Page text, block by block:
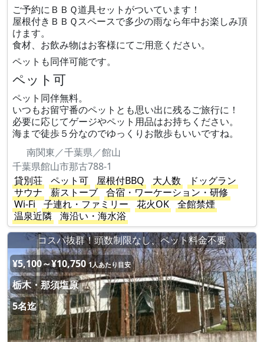
ご予約にＢＢＱ道具セットがついています！
屋根付きＢＢＱスペースで多少の雨なら年中お楽しみ頂
けます。
食材、お飲み物はお客様にてご用意ください。
ペットも同伴可能です。
ペット可
ペット同伴無料。
いつもお留守番のペットとも思い出に残るご旅行に！
必要に応じてゲージやペット用品はお持ちください。
海まで徒歩５分なのでゆっくりお散歩もいいですね。
南関東／千葉県／館山
千葉県館山市那古788-1
貸別荘
ペット可 屋根付BBQ 大人数
ドッグラン
サウナ
薪ストーブ
合宿・ワーケーション・研修
Wi-Fi
子連れ・ファミリー 花火OK
全館禁煙
温泉近隣
海沿い・海水浴
コスパ抜群！頭数制限なし、ペット料金不要
¥5,100～¥10,750 1人あたり目安
栃木・那須塩原
5名迄